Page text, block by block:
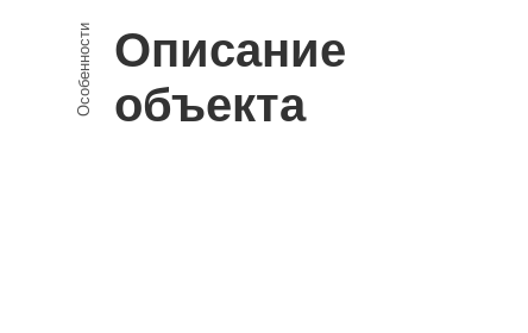
Особенности Описание
объекта